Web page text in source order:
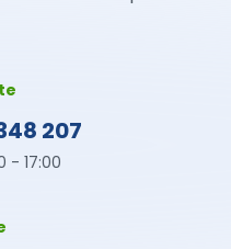
207
- 17:00